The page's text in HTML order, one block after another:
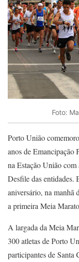
Foto:
Porto União
anos de Emancipação
na Estação União
Desfile das entidades.
aniversário, na manhã
a primeira Meia
A largada da Meia
300 atletas de Porto
participantes de Santa